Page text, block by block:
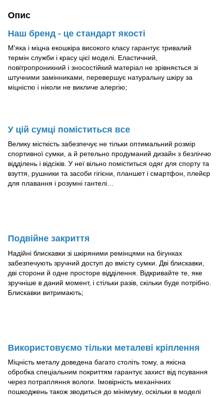
Опис
Наш бренд - це стандарт якості
М'яка і міцна екошкіра високого класу гарантує тривалий
термін служби і красу цієї моделі. Еластичний,
повітропроникний і зносостійкий матеріал не зрівняється зі
штучними замінниками, перевершує натуральну шкіру за
міцністю і ніколи не викличе алергію;
У цій сумці поміститься все
Велику місткість забезпечує не тільки оптимальний розмір
спортивної сумки, а й ретельно продуманий дизайн з безліччю
відділень і відсіків. У неї вільно поміститься одяг для спорту та
взуття, рушники та засоби гігієни, планшет і смартфон, плейєр
для плавання і розумні гантелі…
Подвійне закриття
Надійні блискавки зі шкіряними ремінцями на бігунках
забезпечують зручний доступ до вмісту сумки. Дві блискавки,
дві сторони й одне просторе відділення. Відкривайте те, яке
зручніше в даний момент, і стільки разів, скільки буде потрібно.
Блискавки витримають;
Використовуємо тільки металеві кріплення
Міцність металу доведена багато століть тому, а якісна
обробка спеціальним покриттям гарантує захист від псування
через потрапляння вологи. Імовірність механічних
пошкоджень також зводиться до мінімуму, оскільки в моделі